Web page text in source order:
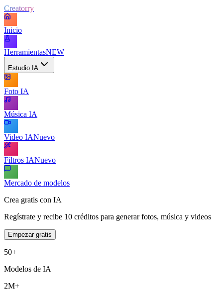
Creatorry
Inicio
HerramientasNEW
Estudio IA
Foto IA
Música IA
Video IANuevo
Filtros IANuevo
Mercado de modelos
Crea gratis con IA
Regístrate y recibe 10 créditos para generar fotos, música y videos
Empezar gratis
50+
Modelos de IA
2M+